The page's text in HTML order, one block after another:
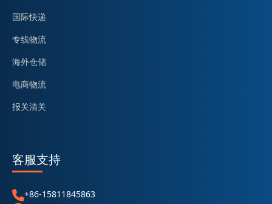
国际快递
专线物流
海外仓储
电商物流
报关清关
客服支持
+86-15811845863